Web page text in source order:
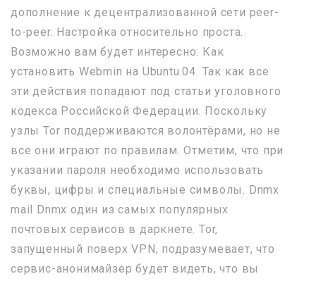
дополнение к децентрализованной сети peer-
to-peer. Настройка относительно проста.
Возможно вам будет интересно: Как
установить Webmin на Ubuntu.04. Так как все
эти действия попадают под статьи уголовного
кодекса Российской Федерации. Поскольку
узлы Tor поддерживаются волонтёрами, но не
все они играют по правилам. Отметим, что при
указании пароля необходимо использовать
буквы, цифры и специальные символы. Dnmx
mail Dnmx один из самых популярных
почтовых сервисов в даркнете. Tor,
запущенный поверх VPN, подразумевает, что
сервис-анонимайзер будет видеть, что вы